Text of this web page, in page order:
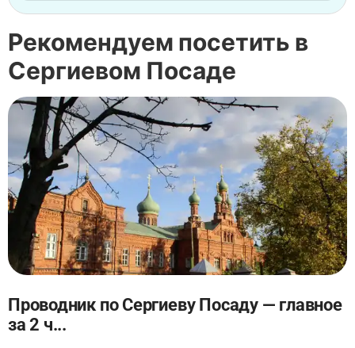
Рекомендуем посетить в
Сергиевом Посаде
Проводник по Сергиеву Посаду — главное
за 2 ч...